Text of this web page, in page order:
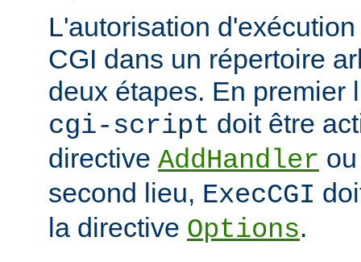
L'autorisation
CGI dans un répertoire
deux étapes. En premier
cgi-script doit être
directive AddHandler
second lieu, ExecCGI
la directive Options.